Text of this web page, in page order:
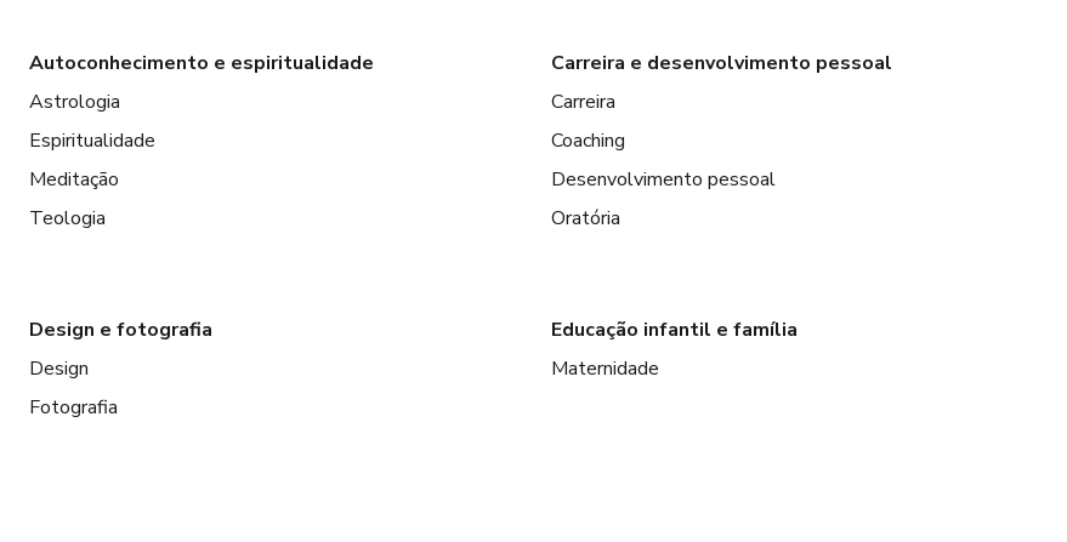
Autoconhecimento e espiritualidade
Astrologia
Espiritualidade
Meditação
Teologia
Carreira e desenvolvimento pessoal
Carreira
Coaching
Desenvolvimento pessoal
Oratória
Design e fotografia
Design
Fotografia
Educação infantil e família
Maternidade